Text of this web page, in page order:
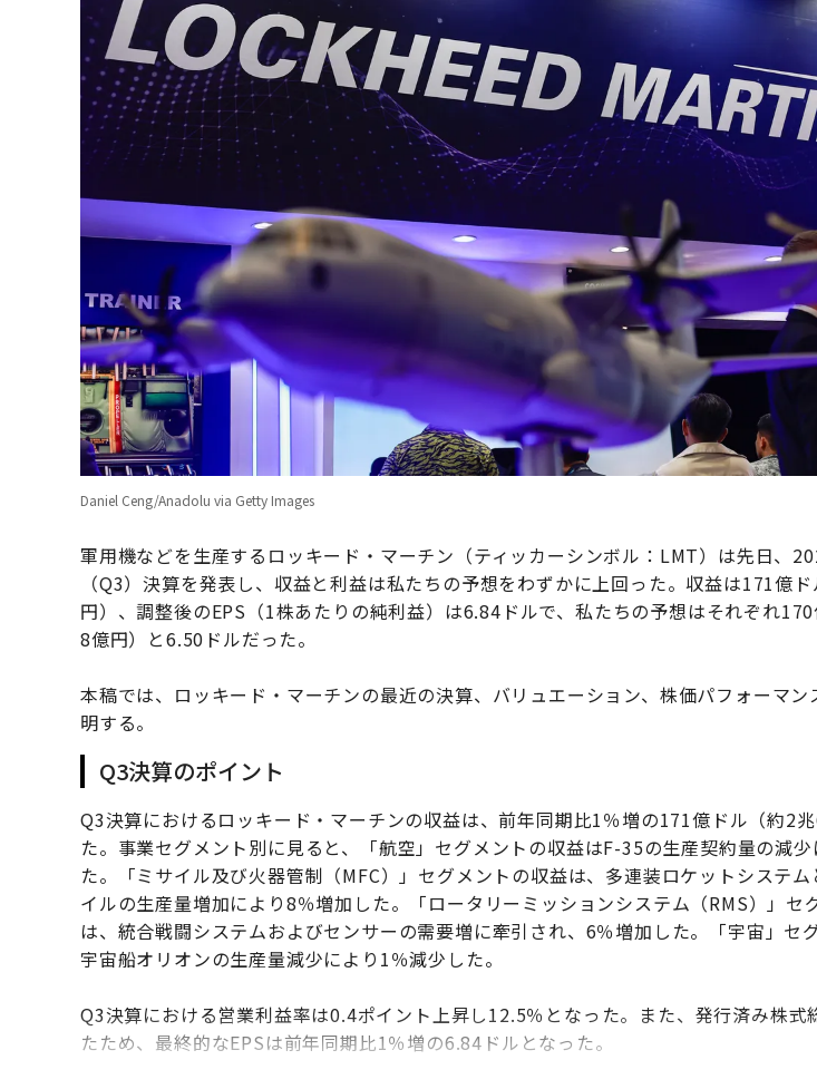
Daniel Ceng/Anadolu via Getty Images
軍用機などを生産するロッキード・マーチン（ティッカーシンボル：LMT）は先日、
（Q3）決算を発表し、収益と利益は私たちの予想をわずかに上回った。収益は171億
円）、調整後のEPS（1株あたりの純利益）は6.84ドルで、私たちの予想はそれぞれ
8億円）と6.50ドルだった。
本稿では、ロッキード・マーチンの最近の決算、バリュエーション、株価パフォーマ
明する。
Q3決算のポイント
Q3決算におけるロッキード・マーチンの収益は、前年同期比1％増の171億ドル（約2
た。事業セグメント別に見ると、「航空」セグメントの収益はF-35の生産契約量の減
た。「ミサイル及び火器管制（MFC）」セグメントの収益は、多連装ロケットシステ
イルの生産量増加により8％増加した。「ロータリーミッションシステム（RMS）」セ
は、統合戦闘システムおよびセンサーの需要増に牽引され、6％増加した。「宇宙」セ
宇宙船オリオンの生産量減少により1％減少した。
Q3決算における営業利益率は0.4ポイント上昇し12.5％となった。また、発行済み株式
たため、最終的なEPSは前年同期比1％増の6.84ドルとなった。